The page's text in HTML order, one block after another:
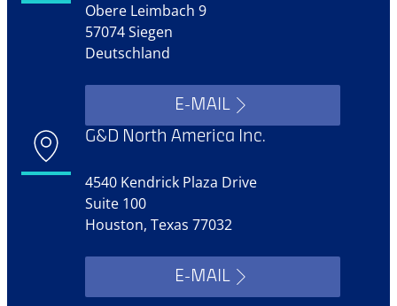
Obere Leimbach 9
57074 Siegen
Deutschland
E-MAIL
G&D North America Inc.
4540 Kendrick Plaza Drive
Suite 100
Houston, Texas 77032
E-MAIL